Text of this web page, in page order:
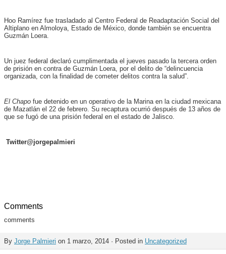
Hoo Ramírez fue trasladado al Centro Federal de Readaptación Social del
Altiplano en Almoloya, Estado de México, donde también se encuentra
Guzmán Loera.
Un juez federal declaró cumplimentada el jueves pasado la tercera orden
de prisión en contra de Guzmán Loera, por el delito de “delincuencia
organizada, con la finalidad de cometer delitos contra la salud”.
El Chapo fue detenido en un operativo de la Marina en la ciudad mexicana
de Mazatlán el 22 de febrero. Su recaptura ocurrió después de 13 años de
que se fugó de una prisión federal en el estado de Jalisco.
Twitter@jorgepalmieri
Comments
comments
By Jorge Palmieri on 1 marzo, 2014 · Posted in Uncategorized